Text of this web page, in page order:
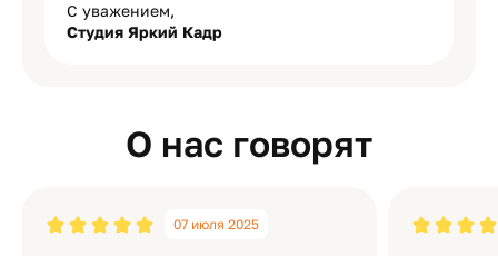
С уважением,
Студия Яркий Кадр
О нас говорят
07 июля 2025